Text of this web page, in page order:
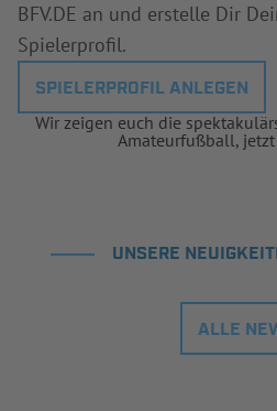
BFV.DE an und erstelle Dir
Spielerprofil.
SPIELERPROFIL ANLEGEN
Wir zeigen euch die
Amateurfußball,
UNSERE
ALLE